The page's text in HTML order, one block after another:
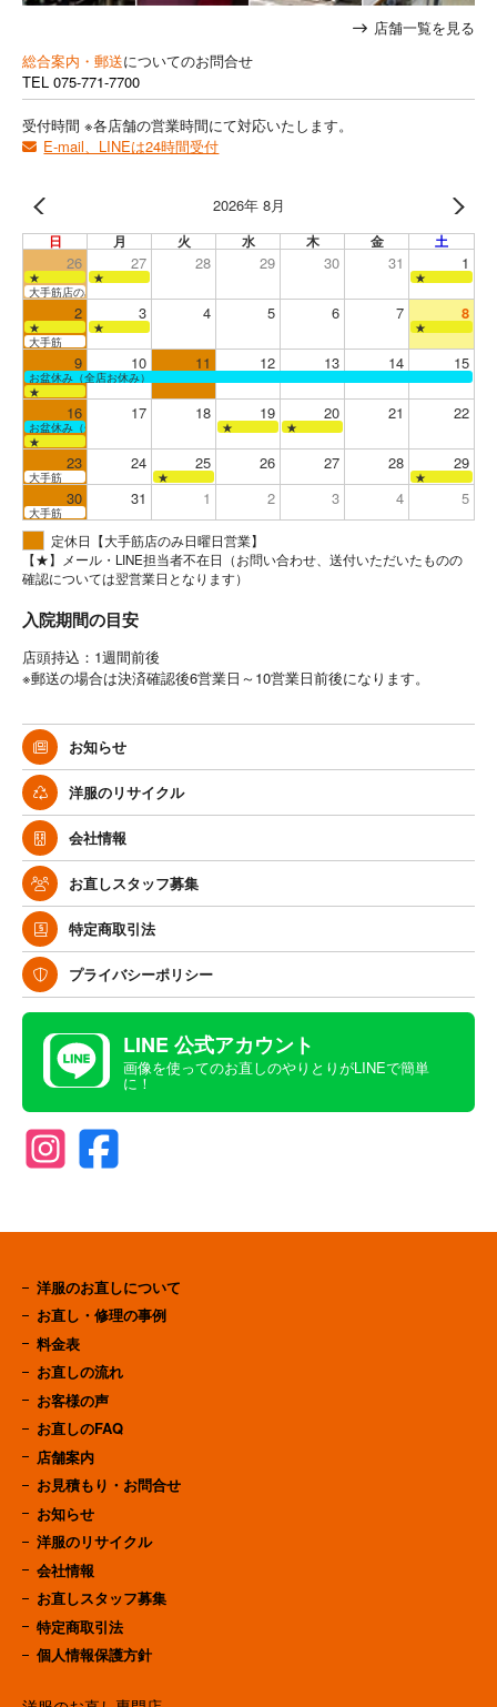
店舗一覧を見る
総合案内・郵送についてのお問合せ
TEL 075-771-7700
受付時間 ※各店舗の営業時間にて対応いたします。
E-mail、LINEは24時間受付
2026年 8月
日 月 火 水 木 金 土
26 27 28 29 30 31 1
★ ★
★
大手筋店のみ営業
2 3 4 5 6 7 8
★ ★
★
大手筋
9 10 11 12 13 14 15
お盆休み（全店お休み）
★
16 17 18 19 20 21 22
お盆休み（全店お休み） ★
★
★
23 24 25 26 27 28 29
大手筋 ★ ★
30 31 1 2 3 4 5
大手筋
定休日【大手筋店のみ日曜日営業】
【★】メール・LINE担当者不在日（お問い合わせ、送付いただいたものの
確認については翌営業日となります）
入院期間の目安
店頭持込：1週間前後
※郵送の場合は決済確認後6営業日～10営業日前後になります。
お知らせ
洋服のリサイクル
会社情報
お直しスタッフ募集
特定商取引法
プライバシーポリシー
LINE 公式アカウント
画像を使ってのお直しのやりとりがLINEで簡単
に！
洋服のお直しについて
お直し・修理の事例
料金表
お直しの流れ
お客様の声
お直しのFAQ
店舗案内
お見積もり・お問合せ
お知らせ
洋服のリサイクル
会社情報
お直しスタッフ募集
特定商取引法
個人情報保護方針